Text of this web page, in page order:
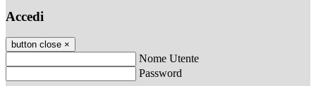
Accedi
button close ×
Nome Utente
Password